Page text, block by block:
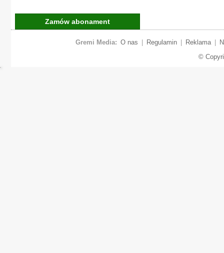
Zamów abonament
Gremi Media: O nas Regulamin Reklama
©